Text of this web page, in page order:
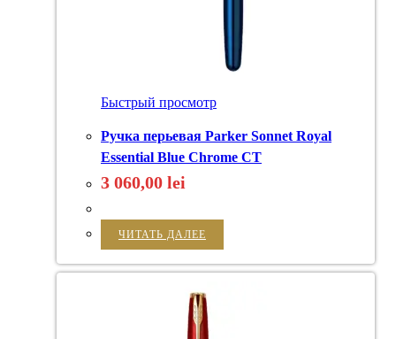
Быстрый просмотр
Ручка перьевая Parker Sonnet Royal
Essential Blue Chrome CT
3 060,00 lei
ЧИТАТЬ ДАЛЕЕ